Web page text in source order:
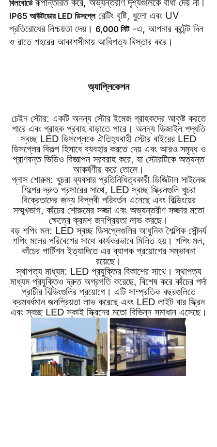
বিলবোর্ডে
IP65 আউটডোর LED ডিসপ্লে রেটিং বৃষ্টি, ধুলো এবং UV
প্রতিরোধের নিশ্চয়তা দেয়। 6,000 নিট -এ, আপনার কন্টেন্ট দিন
ও রাতে শহরের আকাশসীমায় আধিপত্য বিস্তার করে।
অ্যাপ্লিকেশন
চেইন স্টোর: একটি অনন্য স্টোর ইমেজ গ্রাহকদের আকৃষ্ট করতে
পারে এবং গ্রাহক প্রবাহ বাড়াতে পারে। অনন্য ডিজাইন পদ্ধতি
স্বচ্ছ LED ডিসপ্লেকে ঐতিহ্যবাহী স্টোর বাইরের LED
ডিসপ্লের বিকল্প হিসাবে ব্যবহার করতে দেয় এবং আরও সমৃদ্ধ ও
প্রাণবন্ত ভিডিও বিজ্ঞাপন সরবরাহ করে, যা স্টোরটিকে অত্যন্ত
আকর্ষণীয় করে তোলে।
গ্লাস শোরুম: খুচরা ব্যবসার প্রতিনিধিত্বকারী ডিজিটাল সাইনেজ
শিল্পের দ্রুত প্রসারের সাথে, LED স্বচ্ছ স্ক্রিনগুলি খুচরা
বিক্রেতাদের জন্য বিপ্লবী পরিবর্তন এনেছে এবং বিল্ডিংয়ের
সম্মুখভাগ, কাঁচের শোরুমের সজ্জা এবং অভ্যন্তরীণ সজ্জার মতো
ক্ষেত্রে ক্রমশ জনপ্রিয়তা লাভ করছে।
বড় শপিং মল: LED স্বচ্ছ ডিসপ্লেগুলির আধুনিক শৈল্পিক সৌন্দর্য
শপিং মলের পরিবেশের সাথে কার্যকরভাবে মিলিত হয়। শপিং মল,
কাঁচের পার্টিশন ইত্যাদিতে এর ব্যাপক প্রয়োগের সম্ভাবনা
রয়েছে।
স্থাপত্য মাধ্যম: LED প্রযুক্তির বিকাশের সাথে। স্থাপত্য
মাধ্যম প্রযুক্তিও দ্রুত অগ্রগতি করেছে, বিশেষ করে কাঁচের পর্দা
প্রাচীর বিল্ডিংগুলির প্রয়োগে। এটি সাম্প্রতিক বছরগুলিতে
ক্রমবর্ধমান জনপ্রিয়তা লাভ করেছে এবং LED লাইট বার স্ক্রিন
এবং স্বচ্ছ LED স্কাই স্ক্রিনের মতো বিভিন্ন সমাধান এসেছে।